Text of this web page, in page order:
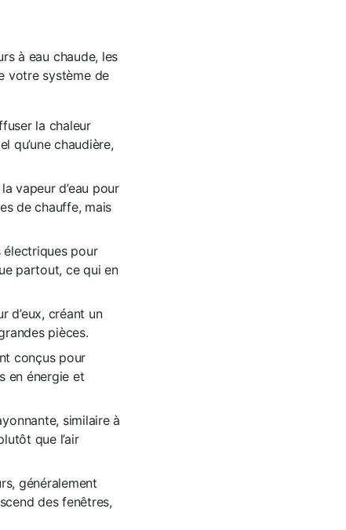
à eau chaude, les
votre système de
la chaleur
qu’une chaudière,
vapeur d’eau pour
de chauffe, mais
électriques pour
partout, ce qui en
d’eux, créant un
pièces.
conçus pour
en énergie et
similaire à
que l’air
généralement
des fenêtres,